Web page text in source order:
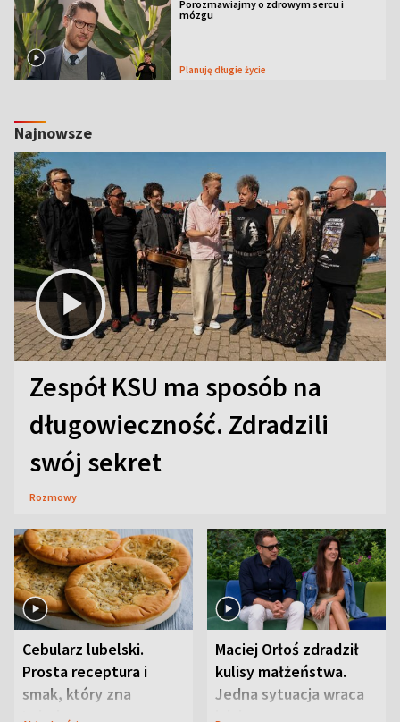
Porozmawiajmy o zdrowym sercu i
mózgu
Planuję długie życie
Najnowsze
Zespół KSU ma sposób na
długowieczność. Zdradzili
swój sekret
Rozmowy
Cebularz lubelski.
Prosta receptura i
smak, który zna
Lubelszczyzna
Maciej Orłoś zdradził
kulisy małżeństwa.
Jedna sytuacja wraca
jak bumerang